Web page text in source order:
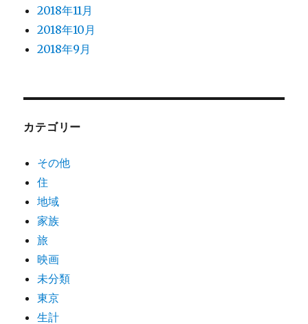
2018年11月
2018年10月
2018年9月
カテゴリー
その他
住
地域
家族
旅
映画
未分類
東京
生計